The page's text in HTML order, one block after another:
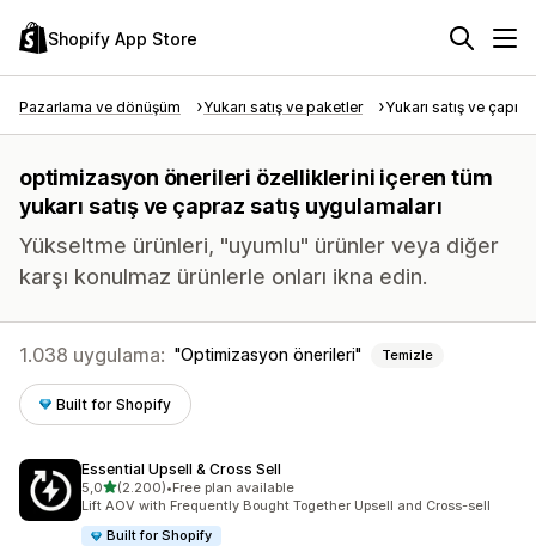
Shopify App Store
Pazarlama ve dönüşüm Yukarı satış ve paketler Yukarı satış ve
optimizasyon önerileri özelliklerini içeren tüm
yukarı satış ve çapraz satış uygulamaları
Yükseltme ürünleri, "uyumlu" ürünler veya diğer
karşı konulmaz ürünlerle onları ikna edin.
1.038 uygulama: Optimizasyon önerileri Temizle
Built for Shopify
Essential Upsell & Cross Sell
5,05 yıldız üzerinden
(2.200)
toplam 2200 değerlendirme
•Free plan available
Lift AOV with Frequently Bought Together Upsell and Cross-sell
Built for Shopify